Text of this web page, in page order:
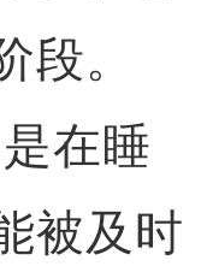
段。
在睡
被及时